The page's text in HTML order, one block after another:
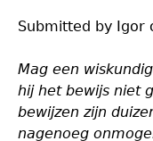
Submitted by Igor
Mag een
hij het bewijs niet
bewijzen zijn
nagenoeg